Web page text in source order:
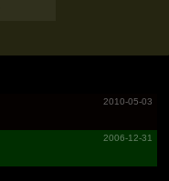
2010-05-03
2006-12-31